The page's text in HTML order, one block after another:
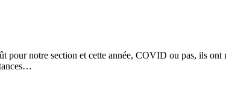
notre section et cette année, COVID ou pas, ils